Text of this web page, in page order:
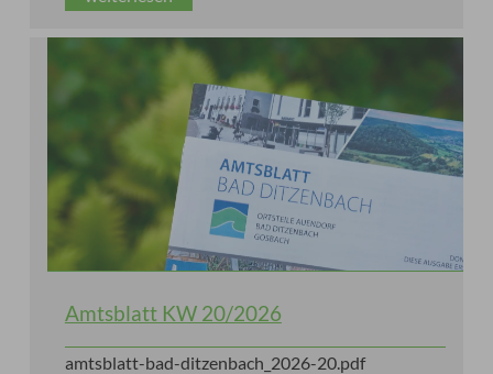
Amtsblatt KW 20/2026
amtsblatt-bad-ditzenbach_2026-20.pdf